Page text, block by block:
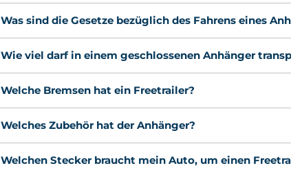
Was sind die Gesetze bezüglich des Fahrens eines
Wie viel darf in einem geschlossenen Anhänger
Welche Bremsen hat ein Freetrailer?
Welches Zubehör hat der Anhänger?
Welchen Stecker braucht mein Auto, um einen